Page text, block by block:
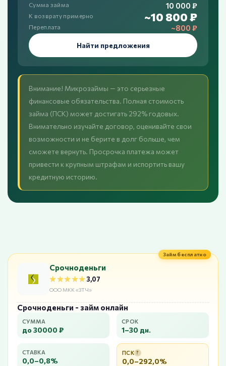
Сумма займа 10 000 ₽
К возврату примерно ~10 800 ₽
Переплата ~800 ₽
Найти предложения
Внимание! Микрозаймы — это серьезные
финансовые обязательства. Полная стоимость
займа (ПСК) может достигать 292% годовых.
Внимательно изучайте договор, оценивайте свои
возможности и не берите в долг больше, чем
сможете вернуть. Просрочка платежа может
привести к крупным штрафам и испортить вашу
кредитную историю.
Займ бесплатно
Срочноденьги
★★★★★
★★★★★3,07
ООО МКК «ЗТЧ»
Срочноденьги - займ онлайн
СУММА
до 30000 ₽
СРОК
1–30 дн.
СТАВКА
0,0–0,8%
ПСК ?
0,0–292,0%